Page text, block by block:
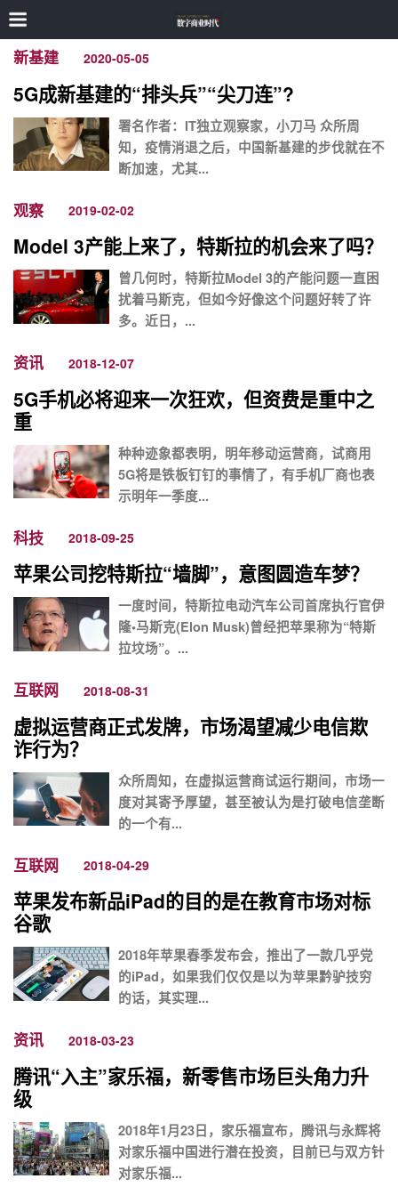
新基建 2020-05-05
5G成新基建的“排头兵”“尖刀连”?
署名作者：IT独立观察家，小刀马 众所周
知，疫情消退之后，中国新基建的步伐就在不
断加速，尤其...
观察 2019-02-02
Model 3产能上来了，特斯拉的机会来了吗？
曾几何时，特斯拉Model 3的产能问题一直困
扰着马斯克，但如今好像这个问题好转了许
多。近日，...
资讯 2018-12-07
5G手机必将迎来一次狂欢，但资费是重中之
重
种种迹象都表明，明年移动运营商，试商用
5G将是铁板钉钉的事情了，有手机厂商也表
示明年一季度...
科技 2018-09-25
苹果公司挖特斯拉“墙脚”，意图圆造车梦？
一度时间，特斯拉电动汽车公司首席执行官伊
隆•马斯克(Elon Musk)曾经把苹果称为“特斯
拉坟场”。...
互联网 2018-08-31
虚拟运营商正式发牌，市场渴望减少电信欺
诈行为？
众所周知，在虚拟运营商试运行期间，市场一
度对其寄予厚望，甚至被认为是打破电信垄断
的一个有...
互联网 2018-04-29
苹果发布新品iPad的目的是在教育市场对标
谷歌
2018年苹果春季发布会，推出了一款几乎党
的iPad，如果我们仅仅是以为苹果黔驴技穷
的话，其实理...
资讯 2018-03-23
腾讯“入主”家乐福，新零售市场巨头角力升
级
2018年1月23日，家乐福宣布，腾讯与永辉将
对家乐福中国进行潜在投资，目前已与双方针
对家乐福...